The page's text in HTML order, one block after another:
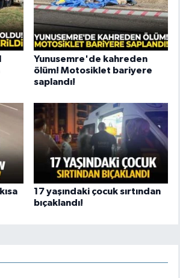
Yunusemre'de kahreden
ölüm! Motosiklet bariyere
saplandı!
17 yaşındaki çocuk sırtından
bıçaklandı!